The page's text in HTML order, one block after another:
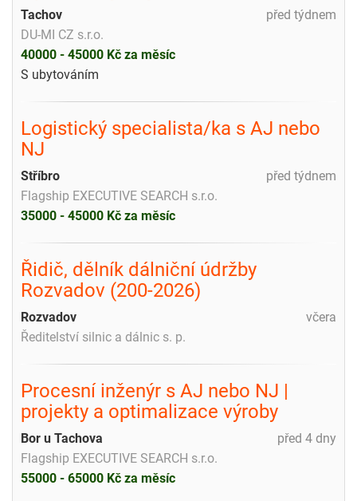
před týdnem
Tachov
DU-MI CZ s.r.o.
40000 - 45000 Kč za měsíc
S ubytováním
Logistický specialista/ka s AJ nebo
NJ
před týdnem
Stříbro
Flagship EXECUTIVE SEARCH s.r.o.
35000 - 45000 Kč za měsíc
Řidič, dělník dálniční údržby
Rozvadov (200-2026)
včera
Rozvadov
Ředitelství silnic a dálnic s. p.
Procesní inženýr s AJ nebo NJ |
projekty a optimalizace výroby
před 4 dny
Bor u Tachova
Flagship EXECUTIVE SEARCH s.r.o.
55000 - 65000 Kč za měsíc